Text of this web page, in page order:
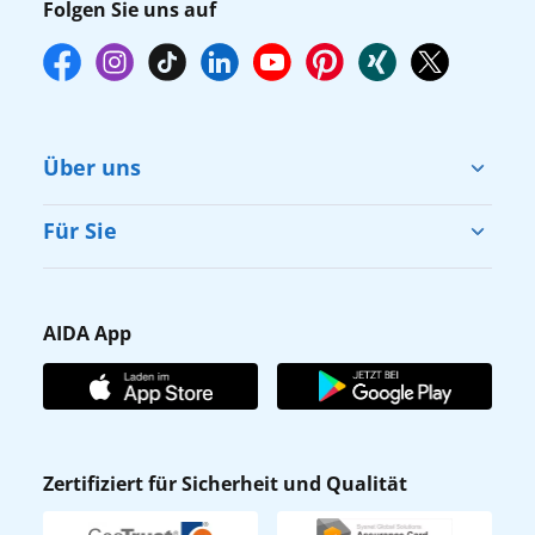
Folgen Sie uns auf
Über uns
Cruise & Help
Karriere
Affiliateprogramm
Verhaltens- & Ethikkodex
Für Sie
Gästefragebogen
AIDA Club
AIDA App
Zertifiziert für Sicherheit und Qualität